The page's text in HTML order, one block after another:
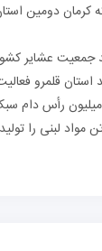
ابراهیمی عشایر استان